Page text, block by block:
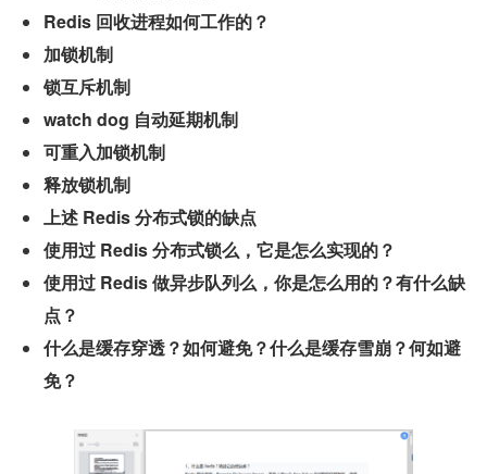
Redis 回收进程如何工作的？
加锁机制
锁互斥机制
watch dog 自动延期机制
可重入加锁机制
释放锁机制
上述 Redis 分布式锁的缺点
使用过 Redis 分布式锁么，它是怎么实现的？
使用过 Redis 做异步队列么，你是怎么用的？有什么缺
点？
什么是缓存穿透？如何避免？什么是缓存雪崩？何如避
免？